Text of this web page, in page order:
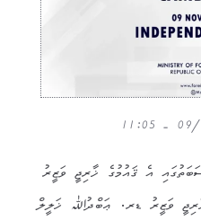
އެ ޤައުމުގެ ޚާރިޖީ ވަޒީރު
ވަޒީރު ޑރ. ޢަބްދުﷲ ޚަލީލް